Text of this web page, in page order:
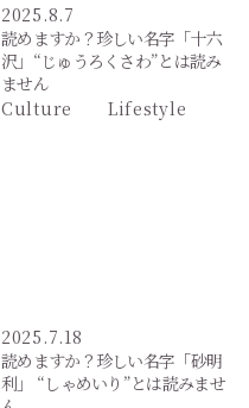
2025.8.7
読めますか？珍しい名字「十六
沢」“じゅうろくさわ”とは読み
ません
Culture
Lifestyle
2025.7.18
読めますか？珍しい名字「砂明
利」 “しゃめいり”とは読みませ